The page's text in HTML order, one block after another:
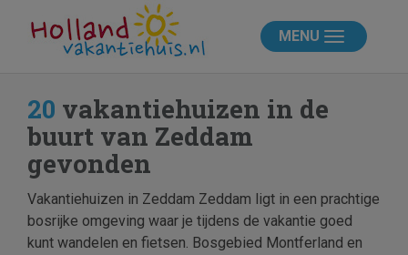
MENU
20 vakantiehuizen in de
buurt van Zeddam
gevonden
Vakantiehuizen in Zeddam Zeddam ligt in een prachtige
bosrijke omgeving waar je tijdens de vakantie goed
kunt wandelen en fietsen. Bosgebied Montferland en